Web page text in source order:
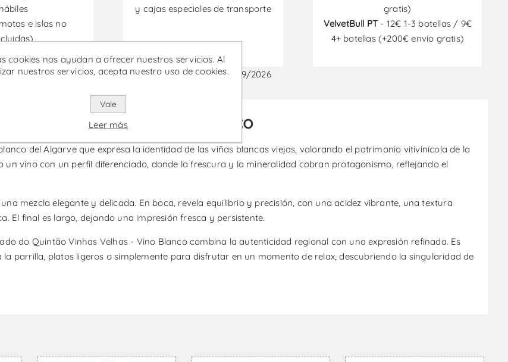
hábiles
e islas no
y cajas especiales de transporte
gratis)
VelvetBull PT - 12€ 1-3 botellas / 9€
4+ botellas (+200€ envío gratis)
están disponibles desde el 30/06/2026 hasta el 30/09/2026
Vinhas Velhas - Vino Blanco
del Algarve que expresa la identidad de las viñas blancas viejas, valorando el patrimonio vitivinícola de la
vino con un perfil diferenciado, donde la frescura y la mineralidad cobran protagonismo, reflejando el
mezcla elegante y delicada. En boca, revela equilibrio y precisión, con una acidez vibrante, una textura
El final es largo, dejando una impresión fresca y persistente.
do Quintão Vinhas Velhas - Vino Blanco combina la autenticidad regional con una expresión refinada. Es
parrilla, platos ligeros o simplemente para disfrutar en un momento de relax, descubriendo la singularidad de
cookies nos ayudan a ofrecer nuestros servicios. Al
nuestros servicios, acepta nuestro uso de cookies.
Vale
Leer más